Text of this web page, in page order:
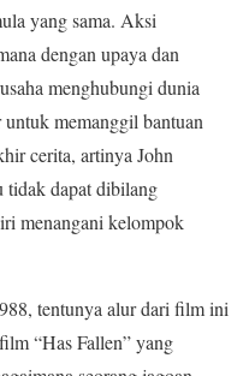
yang sama. Aksi
dengan upaya dan
menghubungi dunia
memanggil bantuan
cerita, artinya John
tidak dapat dibilang
menangani kelompok
tentunya alur dari film ini
“Has Fallen” yang